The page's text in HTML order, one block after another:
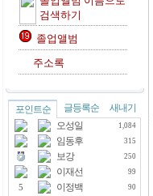
검색하기
졸업앨범
주소록
포인트순 글등록순
새내기
오성일
1,084
임동후 315
보강 250
이재선 99
5 이정백 90